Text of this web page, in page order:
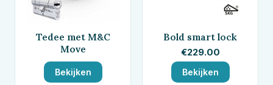
Tedee met M&C
Move
Bekijken
Bold smart lock
€229.00
Bekijken